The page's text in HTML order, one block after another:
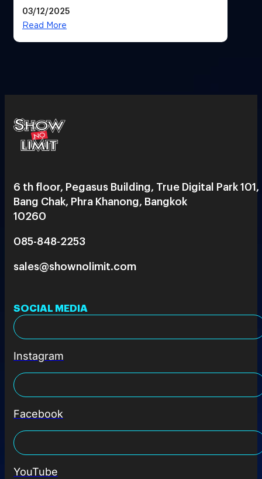
03/12/2025
Read More
6 th floor, Pegasus Building, True Digital Park 101,
Bang Chak, Phra Khanong, Bangkok
10260
085-848-2253
sales@shownolimit.com
SOCIAL MEDIA
Instagram
Facebook
YouTube